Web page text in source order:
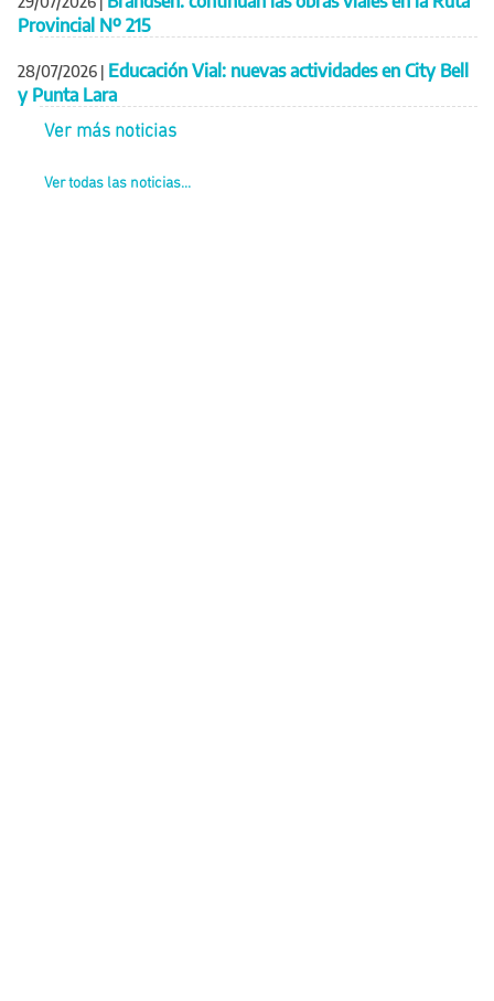
Provincial Nº 215
28/07/2026 | Educación Vial: nuevas actividades en City Bell
y Punta Lara
Ver más noticias
Ver todas las noticias...